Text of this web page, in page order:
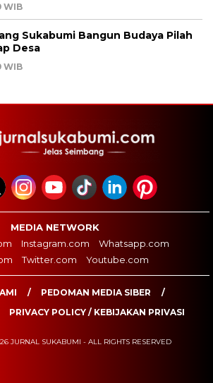
WIB
Sukabumi Bangun Budaya Pilah
Desa
WIB
MEDIA NETWORK
Instagram.com
Whatsapp.com
Twitter.com Youtube.com
PEDOMAN MEDIA SIBER
PRIVACY POLICY / KEBIJAKAN PRIVASI
JURNAL SUKABUMI - ALL RIGHTS RESERVED